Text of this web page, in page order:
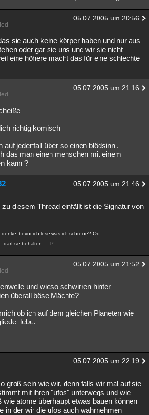
05.07.2005 um 20:56
sie auch keine körper haben und nur aus
oder gar sie uns und wir sie nicht
eine höhere macht das für eine schlechte
05.07.2005 um 21:16
richtig komisch
auf jedenfall über so einen blödsinn .
das man einen menschen mit einem
kann ?
05.07.2005 um 21:46
diesem Thread einfällt ist die Signatur von
denke, bevor ich lese was ich schreibe? Oo
darf sie behalten... =P
05.07.2005 um 21:52
und wieso schwirren hinter
überall böse Mächte?
ob ich auf dem gleichen Planeten wie
lebe.
05.07.2005 um 22:19
groß sein wie wir, denn falls wir mal auf sie
mit ihren "ufos" unterwegs und wie
wie atome überhaupt etwas bauen können
in der wir die ufos auch wahrnehmen